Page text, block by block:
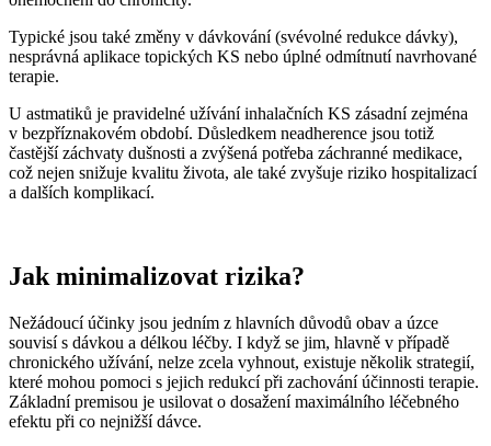
Typické jsou také změny v dávkování (svévolné redukce dávky),
nesprávná aplikace topických KS nebo úplné odmítnutí navrhované
terapie.
U astmatiků je pravidelné užívání inhalačních KS zásadní zejména
v bezpříznakovém období. Důsledkem neadherence jsou totiž
častější záchvaty dušnosti a zvýšená potřeba záchranné medikace,
což nejen snižuje kvalitu života, ale také zvyšuje riziko hospitalizací
a dalších komplikací.
Jak minimalizovat rizika?
Nežádoucí účinky jsou jedním z hlavních důvodů obav a úzce
souvisí s dávkou a délkou léčby. I když se jim, hlavně v případě
chronického užívání, nelze zcela vyhnout, existuje několik strategií,
které mohou pomoci s jejich redukcí při zachování účinnosti terapie.
Základní premisou je usilovat o dosažení maximálního léčebného
efektu při co nejnižší dávce.